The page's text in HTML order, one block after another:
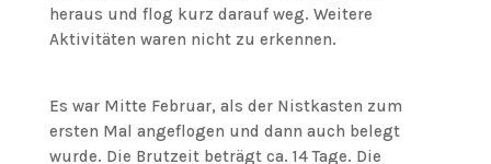
heraus und flog kurz darauf weg. Weitere
Aktivitäten waren nicht zu erkennen.
Es war Mitte Februar, als der Nistkasten zum
ersten Mal angeflogen und dann auch belegt
wurde. Die Brutzeit beträgt ca. 14 Tage. Die